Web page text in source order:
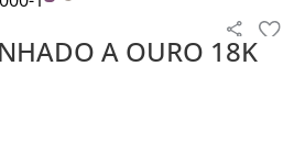
A OURO 18K